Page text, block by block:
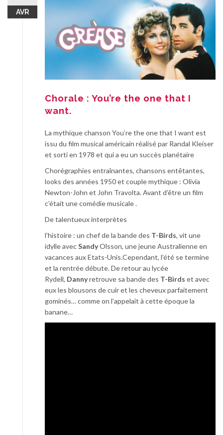
AVR
Chorale : You’re the one that I
want.
La mythique chanson You’re the one that I want est
issu du film musical américain réalisé par Randal Kleiser
et sorti en 1978 et qui a eu un succès planétaire
Chorégraphies entraînantes, chansons entêtantes,
looks des années 1950 et couple mythique : Olivia
Newton-John et John Travolta. Avant d’être un film
c’était une comédie musicale .
De talentueux interprètes
l’histoire : un chef de la bande des T-Birds, vit une
idylle avecSandyOlsson, une jeune Australienne en
vacances aux Etats-Unis.Cependant, l’été se termine
et la rentrée débute. De retour au lycée
Rydell, Dannyretrouve sa bande des T-Birds et avec
eux les blousons de cuir et les cheveux parfaitement
gominés… comme on l’appelait à cette époque la
banane…